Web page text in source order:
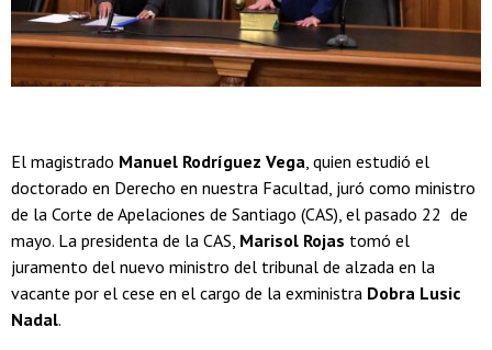
El magistrado Manuel Rodríguez Vega, quien estudió el
doctorado en Derecho en nuestra Facultad, juró como ministro
de la Corte de Apelaciones de Santiago (CAS), el pasado 22 de
mayo. La presidenta de la CAS, Marisol Rojas tomó el
juramento del nuevo ministro del tribunal de alzada en la
vacante por el cese en el cargo de la exministra Dobra Lusic
Nadal.